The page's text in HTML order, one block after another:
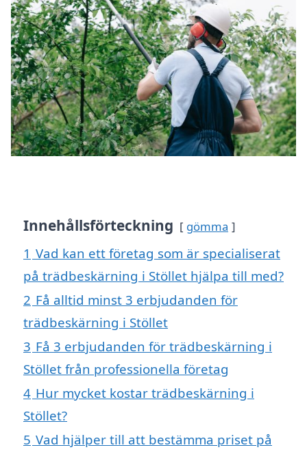
Innehållsförteckning gömma
1 Vad kan ett företag som är specialiserat
på trädbeskärning i Stöllet hjälpa till med?
2 Få alltid minst 3 erbjudanden för
trädbeskärning i Stöllet
3 Få 3 erbjudanden för trädbeskärning i
Stöllet från professionella företag
4 Hur mycket kostar trädbeskärning i
Stöllet?
5 Vad hjälper till att bestämma priset på